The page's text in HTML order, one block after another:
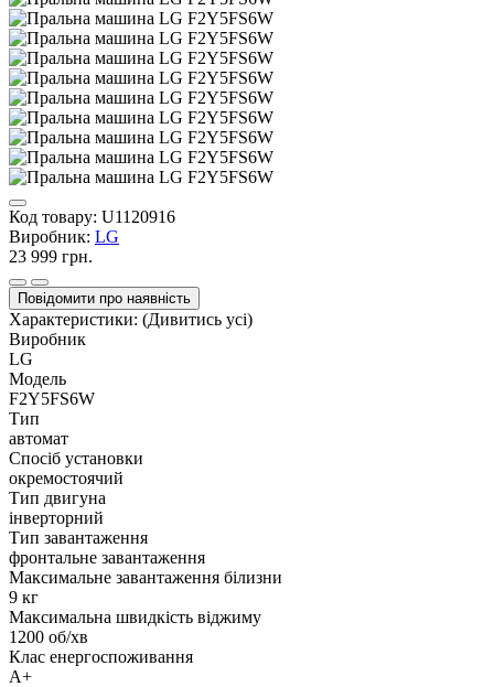
Код товару: U1120916
Виробник: LG
23 999 грн.
Повідомити про наявність
Характеристики: (Дивитись усі)
Виробник
LG
Модель
F2Y5FS6W
Тип
автомат
Спосіб установки
окремостоячий
Тип двигуна
інверторний
Тип завантаження
фронтальне завантаження
Максимальне завантаження білизни
9 кг
Максимальна швидкість віджиму
1200 об/хв
Клас енергоспоживання
А+